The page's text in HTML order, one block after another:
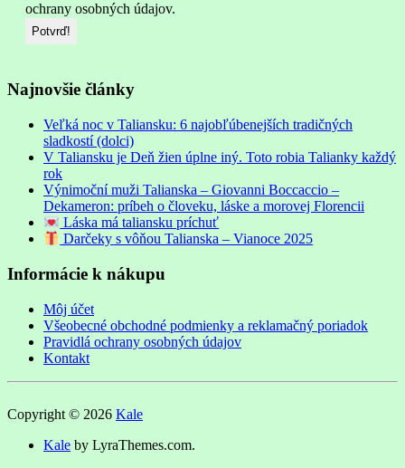
ochrany osobných údajov.
Najnovšie články
Veľká noc v Taliansku: 6 najobľúbenejších tradičných
sladkostí (dolci)
V Taliansku je Deň žien úplne iný. Toto robia Talianky každý
rok
Výnimoční muži Talianska – Giovanni Boccaccio –
Dekameron: príbeh o človeku, láske a morovej Florencii
Láska má taliansku príchuť
Darčeky s vôňou Talianska – Vianoce 2025
Informácie k nákupu
Môj účet
Všeobecné obchodné podmienky a reklamačný poriadok
Pravidlá ochrany osobných údajov
Kontakt
Copyright © 2026 Kale
Kale by LyraThemes.com.